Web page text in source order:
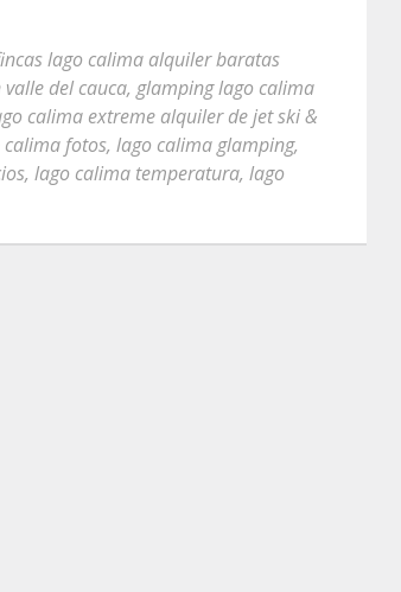
lago calima alquiler baratas
del cauca, glamping lago calima
calima extreme alquiler de jet ski &
calima fotos, lago calima glamping,
, lago calima temperatura, lago